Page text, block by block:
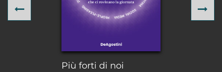
Più forti di noi
Previous